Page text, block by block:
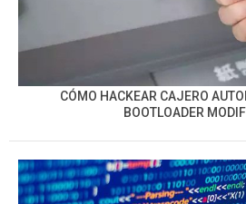
CÓMO HACKEAR CAJERO
BOOTLOADER